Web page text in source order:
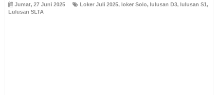
Jumat, 27 Juni 2025 Loker Juli 2025, loker Solo, lulusan D3, lulusan S1 ,
Lulusan SLTA